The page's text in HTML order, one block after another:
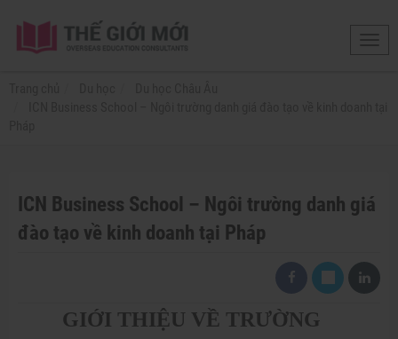
ICN Business School – Ngôi trường danh giá
đào tạo về kinh doanh tại Pháp
GIỚI THIỆU VỀ TRƯỜNG